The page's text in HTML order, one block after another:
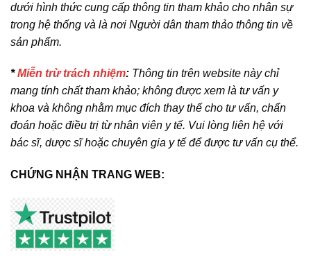
dưới hình thức cung cấp thông tin tham khảo cho nhân sự
trong hệ thống và là nơi Người dân tham thảo thông tin về
sản phẩm.
*Miễn trừ trách nhiệm: Thông tin trên website này chỉ
mang tính chất tham khảo; không được xem là tư vấn y
khoa và không nhằm mục đích thay thế cho tư vấn, chẩn
đoán hoặc điều trị từ nhân viên y tế. Vui lòng liên hệ với
bác sĩ, dược sĩ hoặc chuyên gia y tế để được tư vấn cụ thể.
CHỨNG NHẬN TRANG WEB: